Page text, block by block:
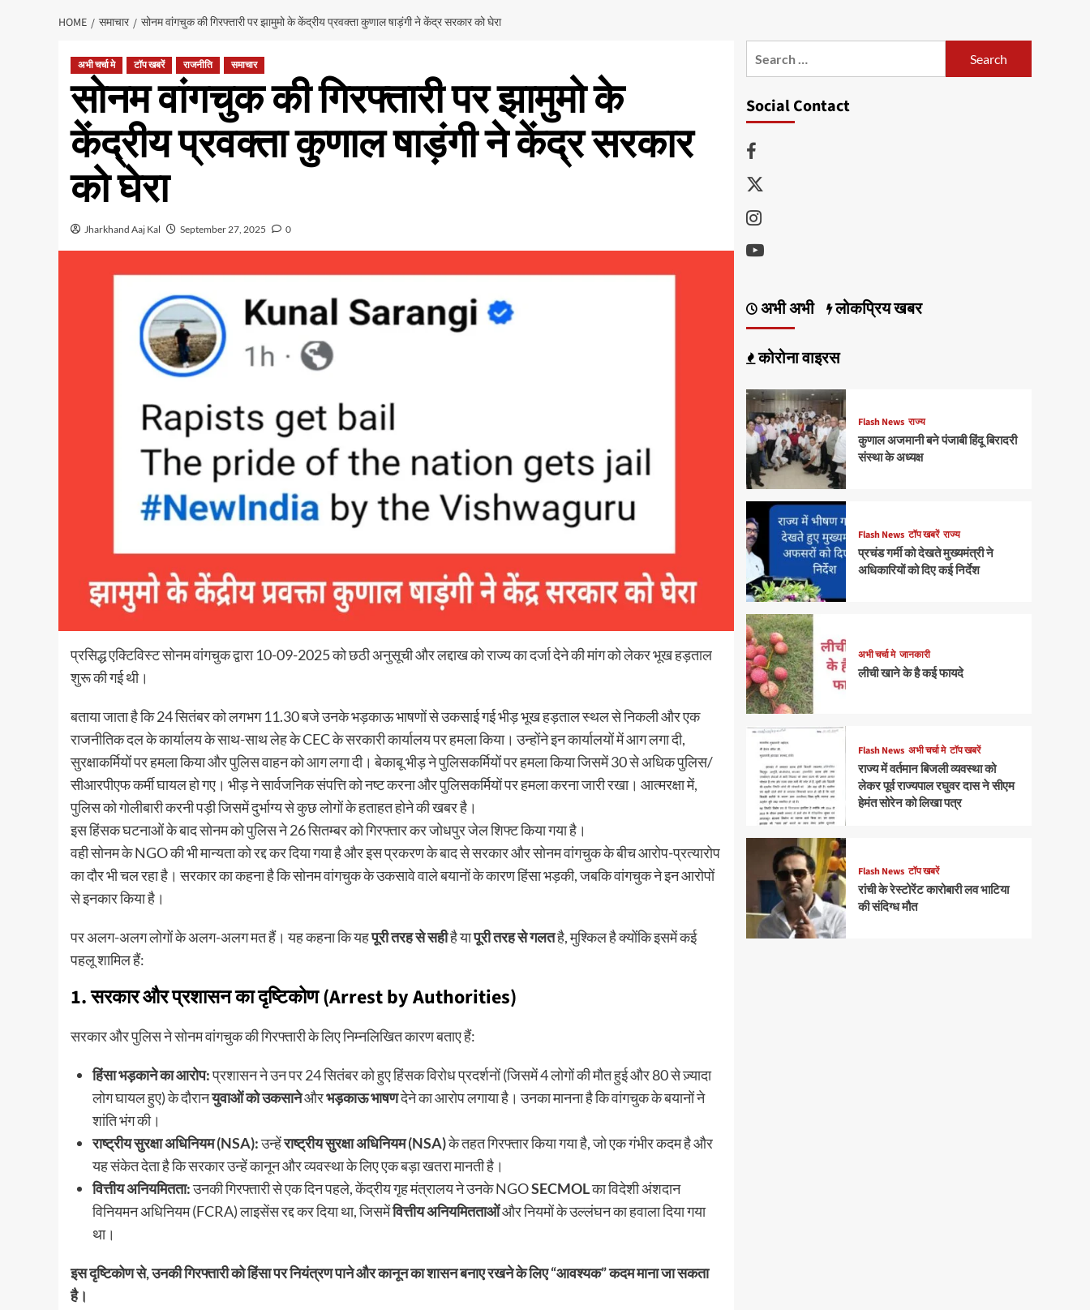
HOME समाचार सोनम वांगचुक की गिरफ्तारी पर झामुमो के केंद्रीय प्रवक्ता कुणाल षाड़ंगी ने केंद्र सरकार को घेरा
अभी चर्चा मे टॉप खबरें राजनीति समाचार
सोनम वांगचुक की गिरफ्तारी पर झामुमो के
केंद्रीय प्रवक्ता कुणाल षाड़ंगी ने केंद्र सरकार
को घेरा
Jharkhand Aaj Kal September 27, 2025 0
प्रसिद्ध एक्टिविस्ट सोनम वांगचुक द्वारा 10-09-2025 को छठी अनुसूची और लद्दाख को राज्य का दर्जा देने की मांग को लेकर भूख हड़ताल
शुरू की गई थी।
बताया जाता है कि 24 सितंबर को लगभग 11.30 बजे उनके भड़काऊ भाषणों से उकसाई गई भीड़ भूख हड़ताल स्थल से निकली और एक
राजनीतिक दल के कार्यालय के साथ-साथ लेह के CEC के सरकारी कार्यालय पर हमला किया। उन्होंने इन कार्यालयों में आग लगा दी,
सुरक्षाकर्मियों पर हमला किया और पुलिस वाहन को आग लगा दी। बेकाबू भीड़ ने पुलिसकर्मियों पर हमला किया जिसमें 30 से अधिक पुलिस/
सीआरपीएफ कर्मी घायल हो गए। भीड़ ने सार्वजनिक संपत्ति को नष्ट करना और पुलिसकर्मियों पर हमला करना जारी रखा। आत्मरक्षा में,
पुलिस को गोलीबारी करनी पड़ी जिसमें दुर्भाग्य से कुछ लोगों के हताहत होने की खबर है।
इस हिंसक घटनाओं के बाद सोनम को पुलिस ने 26 सितम्बर को गिरफ्तार कर जोधपुर जेल शिफ्ट किया गया है।
वही सोनम के NGO की भी मान्यता को रद्द कर दिया गया है और इस प्रकरण के बाद से सरकार और सोनम वांगचुक के बीच आरोप-प्रत्यारोप
का दौर भी चल रहा है। सरकार का कहना है कि सोनम वांगचुक के उकसावे वाले बयानों के कारण हिंसा भड़की, जबकि वांगचुक ने इन आरोपों
से इनकार किया है।
पर अलग-अलग लोगों के अलग-अलग मत हैं। यह कहना कि यहपूरी तरह से सहीहै यापूरी तरह से गलतहै, मुश्किल है क्योंकि इसमें कई
पहलू शामिल हैं:
​1. सरकार और प्रशासन का दृष्टिकोण (Arrest by Authorities)
​सरकार और पुलिस ने सोनम वांगचुक की गिरफ्तारी के लिए निम्नलिखित कारण बताए हैं:
हिंसा भड़काने का आरोप:प्रशासन ने उन पर 24 सितंबर को हुए हिंसक विरोध प्रदर्शनों (जिसमें 4 लोगों की मौत हुई और 80 से ज़्यादा
लोग घायल हुए) के दौरानयुवाओं को उकसानेऔरभड़काऊ भाषणदेने का आरोप लगाया है। उनका मानना है कि वांगचुक के बयानों ने
शांति भंग की।
राष्ट्रीय सुरक्षा अधिनियम (NSA):उन्हेंराष्ट्रीय सुरक्षा अधिनियम (NSA)के तहत गिरफ्तार किया गया है, जो एक गंभीर कदम है और
यह संकेत देता है कि सरकार उन्हें कानून और व्यवस्था के लिए एक बड़ा खतरा मानती है।
वित्तीय अनियमितता:उनकी गिरफ्तारी से एक दिन पहले, केंद्रीय गृह मंत्रालय ने उनके NGOSECMOLका विदेशी अंशदान
विनियमन अधिनियम (FCRA) लाइसेंस रद्द कर दिया था, जिसमेंवित्तीय अनियमितताओंऔर नियमों के उल्लंघन का हवाला दिया गया
था।
इस दृष्टिकोण से, उनकी गिरफ्तारी को हिंसा पर नियंत्रण पाने और कानून का शासन बनाए रखने के लिए “आवश्यक” कदम माना जा सकता
है।
Social Contact
Facebook
Twitter
Instagram
Youtube
अभी अभी लोकप्रिय खबर
कोरोना वाइरस
Flash News राज्य
कुणाल अजमानी बने पंजाबी हिंदू बिरादरी
संस्था के अध्यक्ष
Flash News टॉप खबरें राज्य
प्रचंड गर्मी को देखते मुख्यमंत्री ने
अधिकारियों को दिए कई निर्देश
अभी चर्चा मे जानकारी
लीची खाने के है कई फायदे
Flash News अभी चर्चा मे टॉप खबरें
राज्य में वर्तमान बिजली व्यवस्था को
लेकर पूर्व राज्यपाल रघुवर दास ने सीएम
हेमंत सोरेन को लिखा पत्र
Flash News टॉप खबरें
रांची के रेस्टोरेंट कारोबारी लव भाटिया
की संदिग्ध मौत